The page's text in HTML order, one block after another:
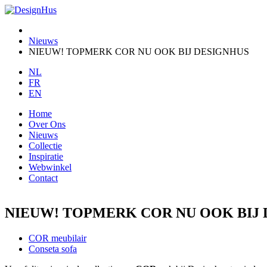
Nieuws
NIEUW! TOPMERK COR NU OOK BIJ DESIGNHUS
NL
FR
EN
Home
Over Ons
Nieuws
Collectie
Inspiratie
Webwinkel
Contact
NIEUW! TOPMERK COR NU OOK BIJ
COR meubilair
Conseta sofa